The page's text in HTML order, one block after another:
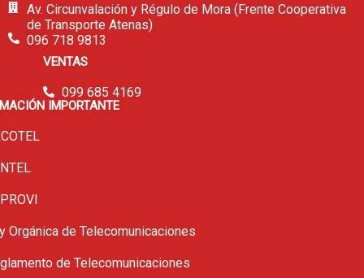
Av. Circunvalación y Régulo de Mora (Frente Cooperativa
de Transporte Atenas)
096 718 9813
VENTAS
099 685 4169
IMPORTANTE
Orgánica de Telecomunicaciones
de Telecomunicaciones